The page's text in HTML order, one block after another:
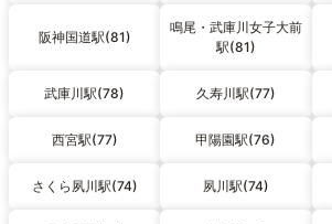
阪神国道駅(81)
鳴尾・武庫川女子大前
駅(81)
武庫川駅(78) 久寿川駅(77)
西宮駅(77) 甲陽園駅(76)
さくら夙川駅(74) 夙川駅(74)